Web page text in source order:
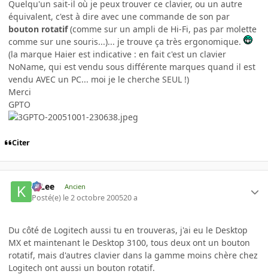
Quelqu'un sait-il où je peux trouver ce clavier, ou un autre
équivalent, c'est à dire avec une commande de son par
bouton rotatif(comme sur un ampli de Hi-Fi, pas par molette
comme sur une souris...)... je trouve ça très ergonomique.
(la marque Haier est indicative : en fait c'est un clavier
NoName, qui est vendu sous différente marques quand il est
vendu AVEC un PC... moi je le cherche SEUL !)
Merci
GPTO
Citer
K-Lee Ancien
Posté(e) le 2 octobre 200520 a
Du côté de Logitech aussi tu en trouveras, j'ai eu le Desktop
MX et maintenant le Desktop 3100, tous deux ont un bouton
rotatif, mais d'autres clavier dans la gamme moins chère chez
Logitech ont aussi un bouton rotatif.